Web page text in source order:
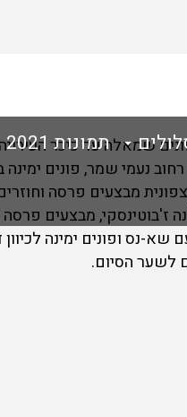
תמונות 2021
פונים שמאלה עד כיכר
מבצעים פרסה
נס ופונים ימינה
לשער הסיום.